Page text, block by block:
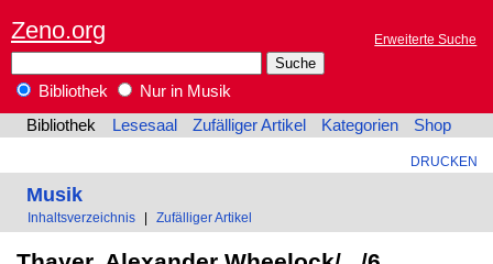
Zeno.org Erweiterte Suche
Bibliothek
Nur in Musik
Bibliothek
Lesesaal Zufälliger Artikel Kategorien Shop
DRUCKEN
Musik
Inhaltsverzeichnis Zufälliger Artikel